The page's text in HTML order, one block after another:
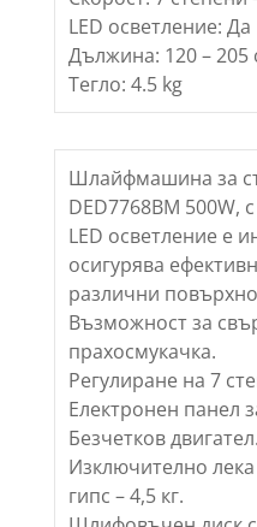
LED осветление: Да
Дължина: 120 – 205
Тегло: 4.5 kg
Шлайфмашина за
DED7768BM 500W,
LED осветление е
осигурява
различни
Възможност за
прахосмукачка.
Регулиране на 7
Електронен панел
Безчетков двигател.
Изключително
гипс – 4,5 кг.